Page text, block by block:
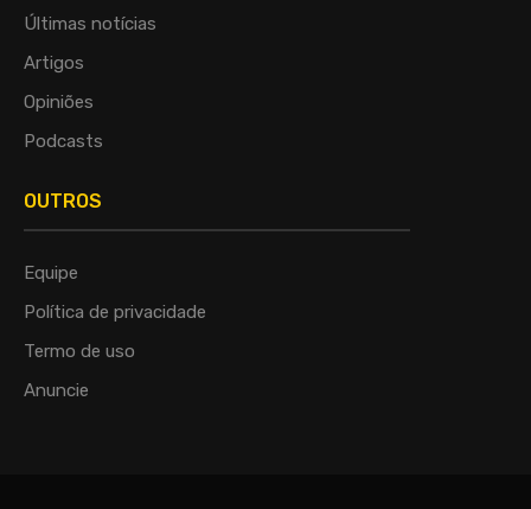
Últimas notícias
Artigos
Opiniões
Podcasts
OUTROS
Equipe
Política de privacidade
Termo de uso
Anuncie